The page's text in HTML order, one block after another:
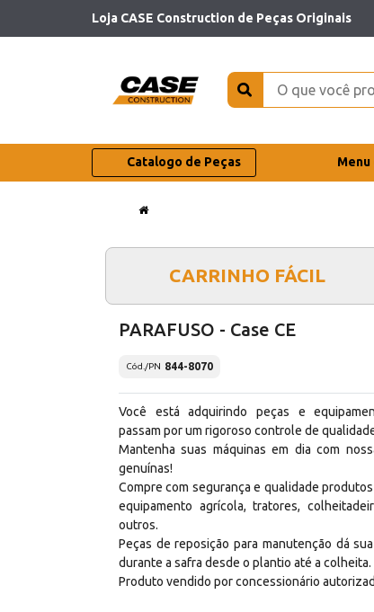
Loja CASE Construction de Peças Originais
Catalogo de Peças Menu
CARRINHO FÁCIL
PARAFUSO - Case CE
Cód./PN 844-8070
Você está adquirindo peças e
passam por um rigoroso controle de
Mantenha suas máquinas em dia com
genuínas!
Compre com segurança e qualidade
equipamento agrícola, tratores,
outros.
Peças de reposição para manutenção dá
durante a safra desde o plantio até a colheita.
Produto vendido por concessionário